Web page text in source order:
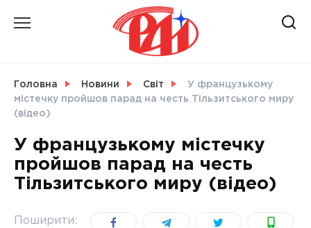
СВІТ
УКРАЇНА
Головна Новини Світ
У французькому
містечку пройшов парад на честь Тільзитського миру
(відео)
У французькому містечку
пройшов парад на честь
Тільзитського миру (відео)
Поширити: